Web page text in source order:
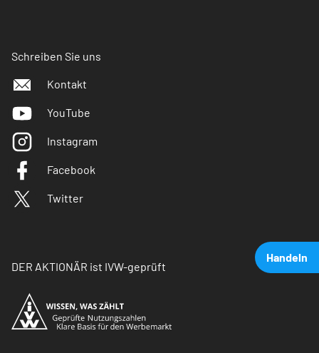
Handeln
Schreiben Sie uns
Kontakt
YouTube
Instagram
Facebook
Twitter
DER AKTIONÄR ist IVW-geprüft